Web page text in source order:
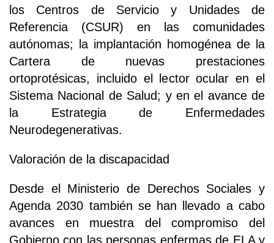
los Centros de Servicio y Unidades de
Referencia (CSUR) en las comunidades
autónomas; la implantación homogénea de la
Cartera de nuevas prestaciones
ortoprotésicas, incluido el lector ocular en el
Sistema Nacional de Salud; y en el avance de
la Estrategia de Enfermedades
Neurodegenerativas.
Valoración de la discapacidad
Desde el Ministerio de Derechos Sociales y
Agenda 2030 también se han llevado a cabo
avances en muestra del compromiso del
Gobierno con las personas enfermas de ELA y